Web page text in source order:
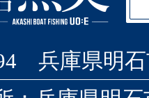
兵庫県明石